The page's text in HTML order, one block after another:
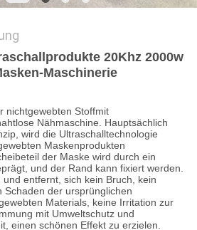
20Khz 2000w
Maschinerie
nichtgewebten Stoffmit
Nähmaschine. Hauptsächlich
wird die Ultraschalltechnologie
Maskenprodukten
der Maske wird durch ein
und der Rand kann fixiert werden.
entfernt, sich kein Bruch, kein
Schaden der ursprünglichen
Materials, keine Irritation zur
mit Umweltschutz und
einen schönen Effekt zu erzielen.